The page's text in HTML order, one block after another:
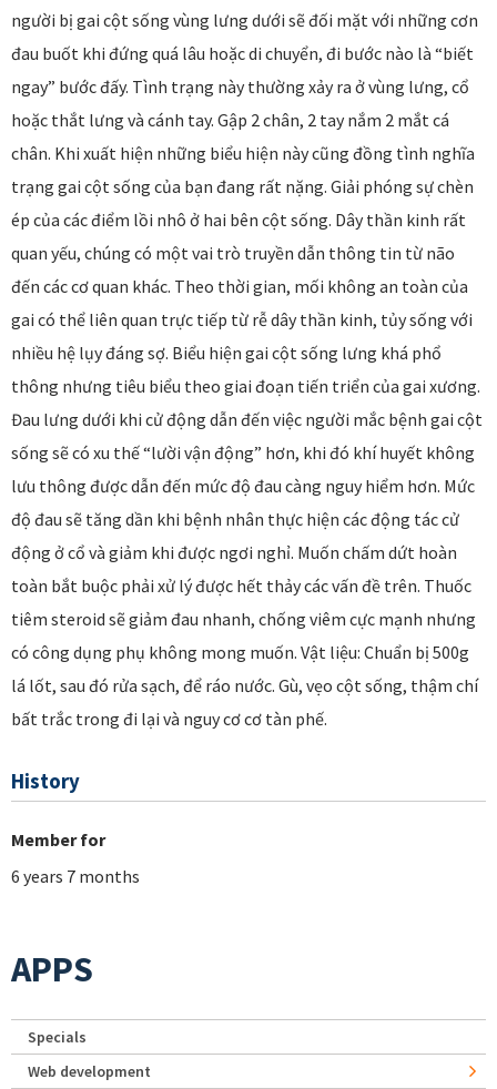
người bị gai cột sống vùng lưng dưới sẽ đối mặt với những cơn
đau buốt khi đứng quá lâu hoặc di chuyển, đi bước nào là “biết
ngay” bước đấy. Tình trạng này thường xảy ra ở vùng lưng, cổ
hoặc thắt lưng và cánh tay. Gập 2 chân, 2 tay nắm 2 mắt cá
chân. Khi xuất hiện những biểu hiện này cũng đồng tình nghĩa
trạng gai cột sống của bạn đang rất nặng. Giải phóng sự chèn
ép của các điểm lồi nhô ở hai bên cột sống. Dây thần kinh rất
quan yếu, chúng có một vai trò truyền dẫn thông tin từ não
đến các cơ quan khác. Theo thời gian, mối không an toàn của
gai có thể liên quan trực tiếp từ rễ dây thần kinh, tủy sống với
nhiều hệ lụy đáng sợ. Biểu hiện gai cột sống lưng khá phổ
thông nhưng tiêu biểu theo giai đoạn tiến triển của gai xương.
Đau lưng dưới khi cử động dẫn đến việc người mắc bệnh gai cột
sống sẽ có xu thế “lười vận động” hơn, khi đó khí huyết không
lưu thông được dẫn đến mức độ đau càng nguy hiểm hơn. Mức
độ đau sẽ tăng dần khi bệnh nhân thực hiện các động tác cử
động ở cổ và giảm khi được ngơi nghỉ. Muốn chấm dứt hoàn
toàn bắt buộc phải xử lý được hết thảy các vấn đề trên. Thuốc
tiêm steroid sẽ giảm đau nhanh, chống viêm cực mạnh nhưng
có công dụng phụ không mong muốn. Vật liệu: Chuẩn bị 500g
lá lốt, sau đó rửa sạch, để ráo nước. Gù, vẹo cột sống, thậm chí
bất trắc trong đi lại và nguy cơ cơ tàn phế.
History
Member for
6 years 7 months
APPS
Specials
Web development